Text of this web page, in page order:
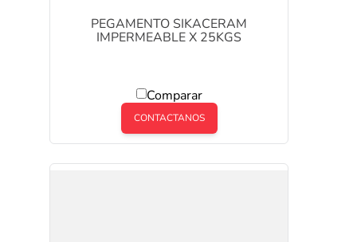
PEGAMENTO SIKACERAM
IMPERMEABLE X 25KGS
Comparar
CONTACTANOS